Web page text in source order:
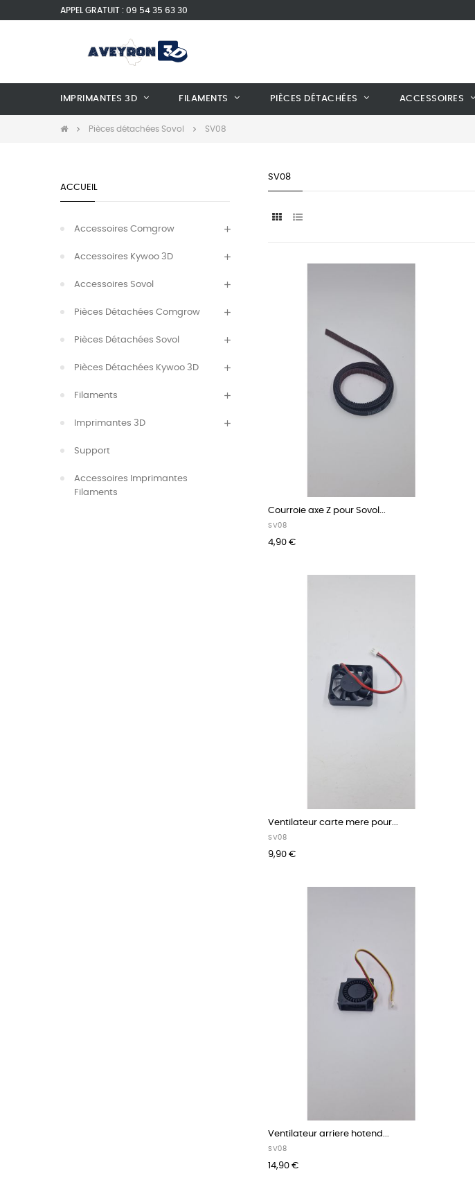
APPEL GRATUIT : 09 54 35 63 30
IMPRIMANTES 3D FILAMENTS PIÈCES DÉTACHÉES ACCESSOIRES
Pièces détachées Sovol SV08
ACCUEIL
Accessoires Comgrow
Accessoires Kywoo 3D
Accessoires Sovol
Pièces Détachées Comgrow
Pièces Détachées Sovol
Pièces Détachées Kywoo 3D
Filaments
Imprimantes 3D
Support
Accessoires Imprimantes
Filaments
SV08
Courroie axe Z pour Sovol...
SV08
4,90 €
Ventilateur carte mere pour...
SV08
9,90 €
Ventilateur arriere hotend...
SV08
14,90 €